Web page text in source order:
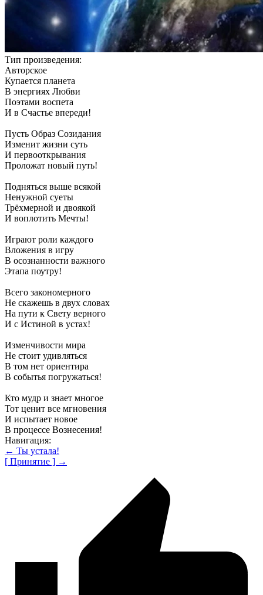
Тип произведения:
Авторское
Купается планета
В энергиях Любви
Поэтами воспета
И в Счастье впереди!
Пусть Образ Созидания
Изменит жизни суть
И первооткрывания
Проложат новый путь!
Подняться выше всякой
Ненужной суеты
Трёхмерной и двоякой
И воплотить Мечты!
Играют роли каждого
Вложения в игру
В осознанности важного
Этапа поутру!
Всего закономерного
Не скажешь в двух словах
На пути к Свету верного
И с Истиной в устах!
Изменчивости мира
Не стоит удивляться
В том нет ориентира
В событья погружаться!
Кто мудр и знает многое
Тот ценит все мгновения
И испытает новое
В процессе Вознесения!
Навигация:
← Ты устала!
[ Принятие ] →